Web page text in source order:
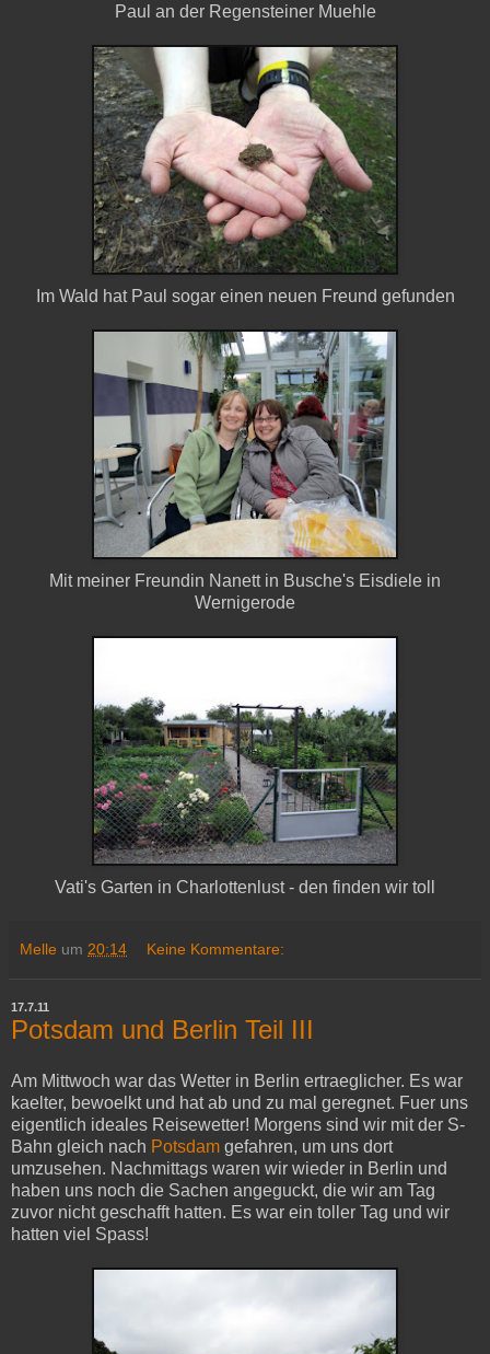
Paul an der Regensteiner Muehle
Im Wald hat Paul sogar einen neuen Freund gefunden
Mit meiner Freundin Nanett in Busche's Eisdiele in
Wernigerode
Vati's Garten in Charlottenlust - den finden wir toll
Melle um 20:14 Keine Kommentare:
17.7.11
Potsdam und Berlin Teil III
Am Mittwoch war das Wetter in Berlin ertraeglicher. Es war
kaelter, bewoelkt und hat ab und zu mal geregnet. Fuer uns
eigentlich ideales Reisewetter! Morgens sind wir mit der S-
Bahn gleich nach Potsdam gefahren, um uns dort
umzusehen. Nachmittags waren wir wieder in Berlin und
haben uns noch die Sachen angeguckt, die wir am Tag
zuvor nicht geschafft hatten. Es war ein toller Tag und wir
hatten viel Spass!